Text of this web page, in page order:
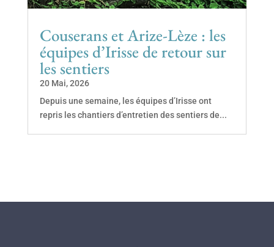
Couserans et Arize-Lèze : les
équipes d’Irisse de retour sur
les sentiers
20 Mai, 2026
Depuis une semaine, les équipes d’Irisse ont
repris les chantiers d’entretien des sentiers de...